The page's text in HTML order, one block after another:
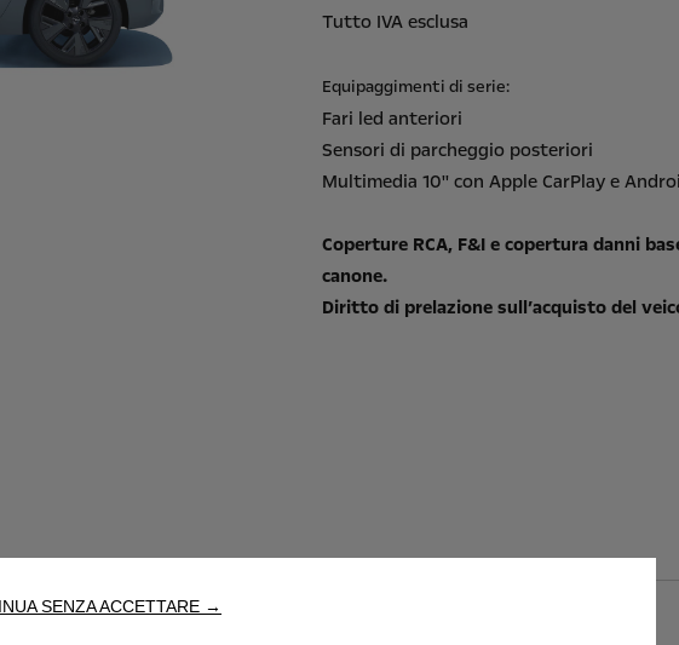
Tutto IVA esclusa
Equipaggimenti di serie:
Fari led anteriori
Sensori di parcheggio posteriori
Multimedia 10'' con Apple CarPlay e
Coperture RCA, F&I e copertura danni
canone.
Diritto di prelazione sull’acquisto del
SENZA ACCETTARE →